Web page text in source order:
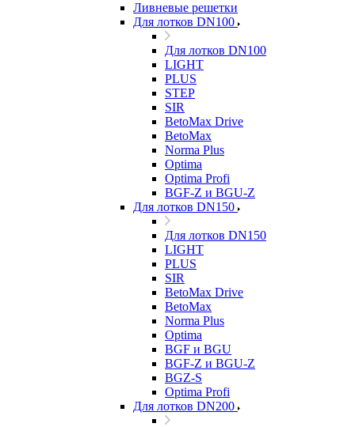
Ливневые решетки
Для лотков DN100
Для лотков DN100
LIGHT
PLUS
STEP
SIR
BetoMax Drive
BetoMax
Norma Plus
Optima
Optima Profi
BGF-Z и BGU-Z
Для лотков DN150
Для лотков DN150
LIGHT
PLUS
SIR
BetoMax Drive
BetoMax
Norma Plus
Optima
BGF и BGU
BGF-Z и BGU-Z
BGZ-S
Optima Profi
Для лотков DN200